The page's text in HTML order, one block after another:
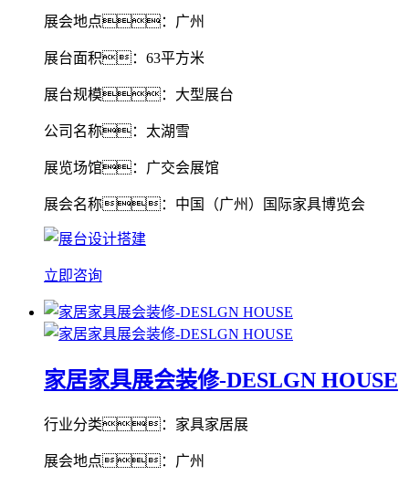
展会地点：广州
展台面积：63平方米
展台规模：大型展台
公司名称：太湖雪
展览场馆：广交会展馆
展会名称：中国（广州）国际家具博览会
立即咨询
家居家具展会装修-DESLGN HOUSE
行业分类：家具家居展
展会地点：广州